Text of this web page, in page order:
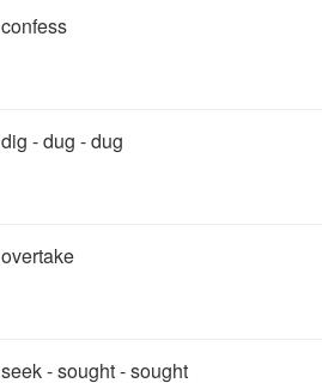
confess
dig - dug - dug
overtake
seek - sought - sought